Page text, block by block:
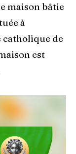
maison bâtie
à
de
est